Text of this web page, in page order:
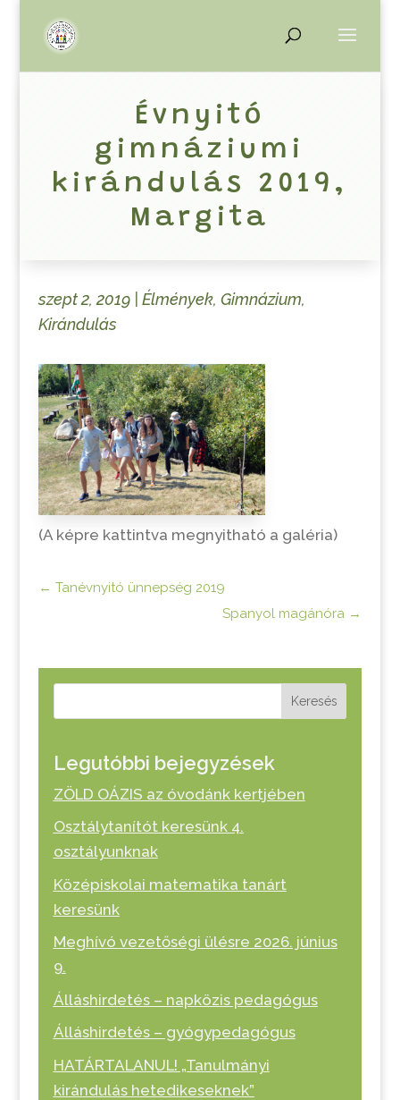
Évnyitó
gimnáziumi
kirándulás 2019,
Margita
szept 2, 2019| Élmények, Gimnázium,
Kirándulás
(A képre kattintva megnyitható a galéria)
← Tanévnyitó ünnepség 2019
Spanyol magánóra →
Keresés
Legutóbbi bejegyzések
ZÖLD OÁZIS az óvodánk kertjében
Osztálytanítót keresünk 4.
osztályunknak
Középiskolai matematika tanárt
keresünk
Meghívó vezetőségi ülésre 2026. június
9.
Álláshirdetés – napközis pedagógus
Álláshirdetés – gyógypedagógus
HATÁRTALANUL! „Tanulmányi
kirándulás hetedikeseknek”